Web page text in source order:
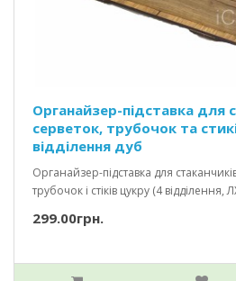
Органайзер-підставка для
серветок, трубочок та
відділення дуб
Органайзер-підставка для
трубочок і стіків цукру (4 відділення,
299.00грн.